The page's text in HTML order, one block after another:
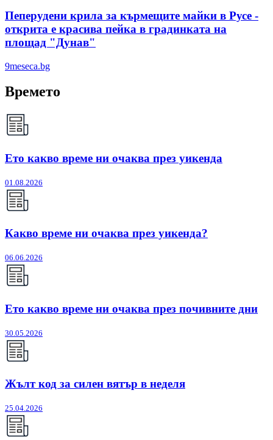
Пеперудени крила за кърмещите майки в Русе -
открита е красива пейка в градинката на
площад "Дунав"
9meseca.bg
Времето
Ето какво време ни очаква през уикенда
01.08.2026
Какво време ни очаква през уикенда?
06.06.2026
Ето какво време ни очаква през почивните дни
30.05.2026
Жълт код за силен вятър в неделя
25.04.2026